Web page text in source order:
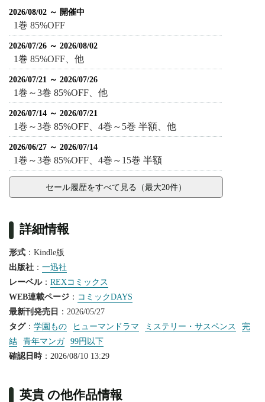
2026/08/02 ～ 開催中
1巻 85%OFF
2026/07/26 ～ 2026/08/02
1巻 85%OFF、他
2026/07/21 ～ 2026/07/26
1巻～3巻 85%OFF、他
2026/07/14 ～ 2026/07/21
1巻～3巻 85%OFF、4巻～5巻 半額、他
2026/06/27 ～ 2026/07/14
1巻～3巻 85%OFF、4巻～15巻 半額
セール履歴をすべて見る（最大20件）
詳細情報
形式 ：Kindle版
出版社 ： 一迅社
レーベル： REXコミックス
WEB連載ページ ： コミックDAYS
最新刊発売日 ：2026/05/27
タグ： 学園もの ヒューマンドラマ ミステリー・サスペンス
完
結
青年マンガ
99円以下
確認日時：2026/08/10 13:29
英貴 の他作品情報